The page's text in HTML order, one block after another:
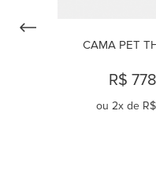
CAMA PET
R$
ou 2x de